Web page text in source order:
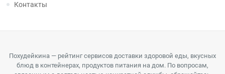
Контакты
Похудейкина — рейтинг сервисов доставки здоровой еды, вкусных
блюд в контейнерах, продуктов питания на дом. По вопросам,